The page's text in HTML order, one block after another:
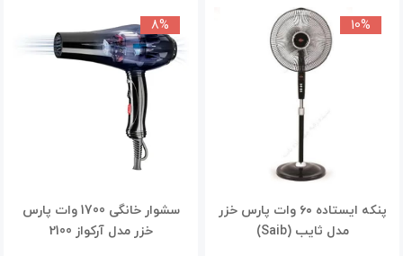
پنکه ایستاده ۶۰ وات پارس خزر
مدل ثايب (Saib)
10%
سشوار خانگی 1700 وات پارس
خزر مدل آرکواز 2100
8%